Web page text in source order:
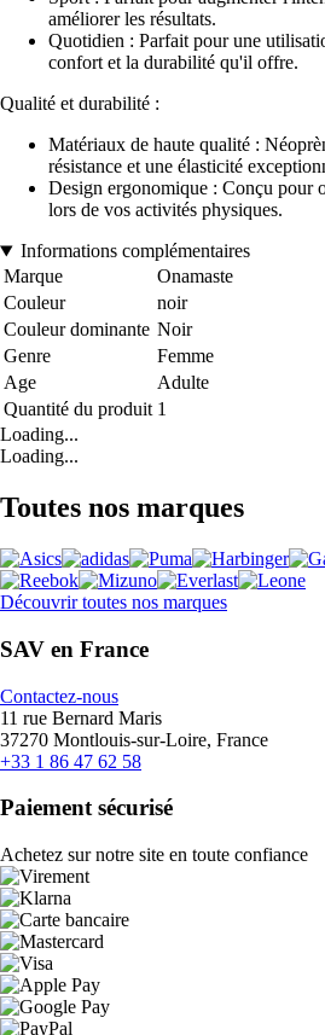
améliorer les résultats.
Quotidien : Parfait pour une
confort et la durabilité qu'il offre.
Qualité et durabilité :
Matériaux de haute qualité :
résistance et une élasticité
Design ergonomique : Conçu pour
lors de vos activités physiques.
Informations complémentaires
Marque
Onamaste
Couleur
noir
Couleur dominante Noir
Genre
Femme
Age
Adulte
Quantité du produit 1
Loading...
Loading...
Toutes nos marques
Découvrir toutes nos marques
SAV en France
Contactez-nous
11 rue Bernard Maris
37270 Montlouis-sur-Loire, France
+33 1 86 47 62 58
Paiement sécurisé
Achetez sur notre site en toute confiance